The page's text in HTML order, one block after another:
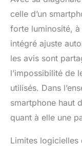
celle d’un
forte luminosité,
intégré ajuste
les avis sont
l’impossibilité de
utilisés. Dans
smartphone haut
quant à elle une
Limites